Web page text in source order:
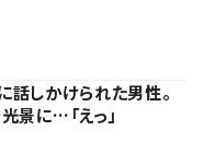
しかけられた男性。
景に…「えっ」